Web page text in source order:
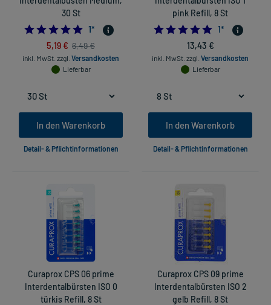
30 St
5.0
1*
5,19 € 6,49 €
inkl. MwSt. zzgl. Versandkosten
Lieferbar
In den Warenkorb
Detail- & Pflichtinformationen
pink Refill, 8 St
5.0
1*
13,43 €
inkl. MwSt. zzgl. Versandkosten
Lieferbar
In den Warenkorb
Detail- & Pflichtinformationen
Curaprox CPS 06 prime
Interdentalbürsten ISO 0
türkis Refill, 8 St
Curaprox CPS 09 prime
Interdentalbürsten ISO 2
gelb Refill, 8 St